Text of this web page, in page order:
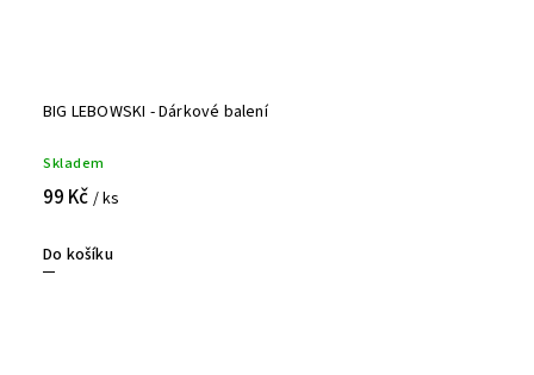
BIG LEBOWSKI - Dárkové balení
Skladem
99 Kč / ks
Do košíku